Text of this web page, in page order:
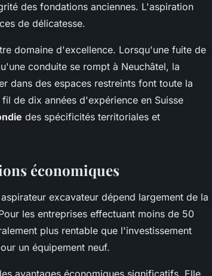
des fondations anciennes. L'aspiration
de délicatesse.
domaine d'excellence. Lorsqu'une fuite de
conduite se rompt à Neuchâtel, la
dans des espaces restreints font toute la
de dix années d'expérience en Suisse
des spécificités territoriales et
économiques
excavateur dépend largement de la
les entreprises effectuant moins de 50
plus rentable que l'investissement
un équipement neuf.